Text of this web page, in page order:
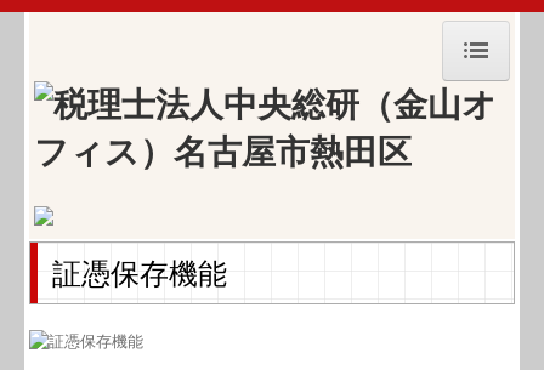
HOME
事務所紹介
職員紹介
証憑保存機能